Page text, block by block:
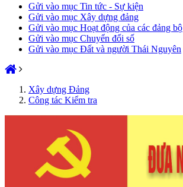
Gửi vào mục Tin tức - Sự kiện
Gửi vào mục Xây dựng đảng
Gửi vào mục Hoạt động của các đảng bộ
Gửi vào mục Chuyển đổi số
Gửi vào mục Đất và người Thái Nguyên
Xây dựng Đảng
Công tác Kiểm tra